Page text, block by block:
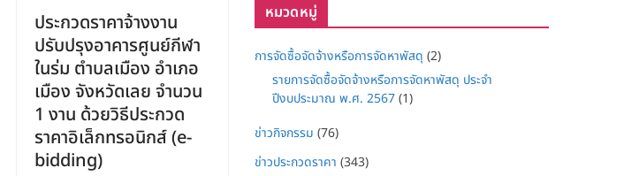
ประกวดราคาจ้างงาน
ปรับปรุงอาคารศูนย์กีฬา
ในร่ม ตำบลเมือง อำเภอ
เมือง จังหวัดเลย จำนวน
1 งาน ด้วยวิธีประกวด
ราคาอิเล็กทรอนิกส์ (e-
bidding)
หมวดหมู่
การจัดซื้อจัดจ้างหรือการจัดหาพัสดุ (2)
รายการจัดซื้อจัดจ้างหรือการจัดหาพัสดุ ประจำ
ปีงบประมาณ พ.ศ. 2567(1)
ข่าวกิจกรรม (76)
ข่าวประกวดราคา (343)